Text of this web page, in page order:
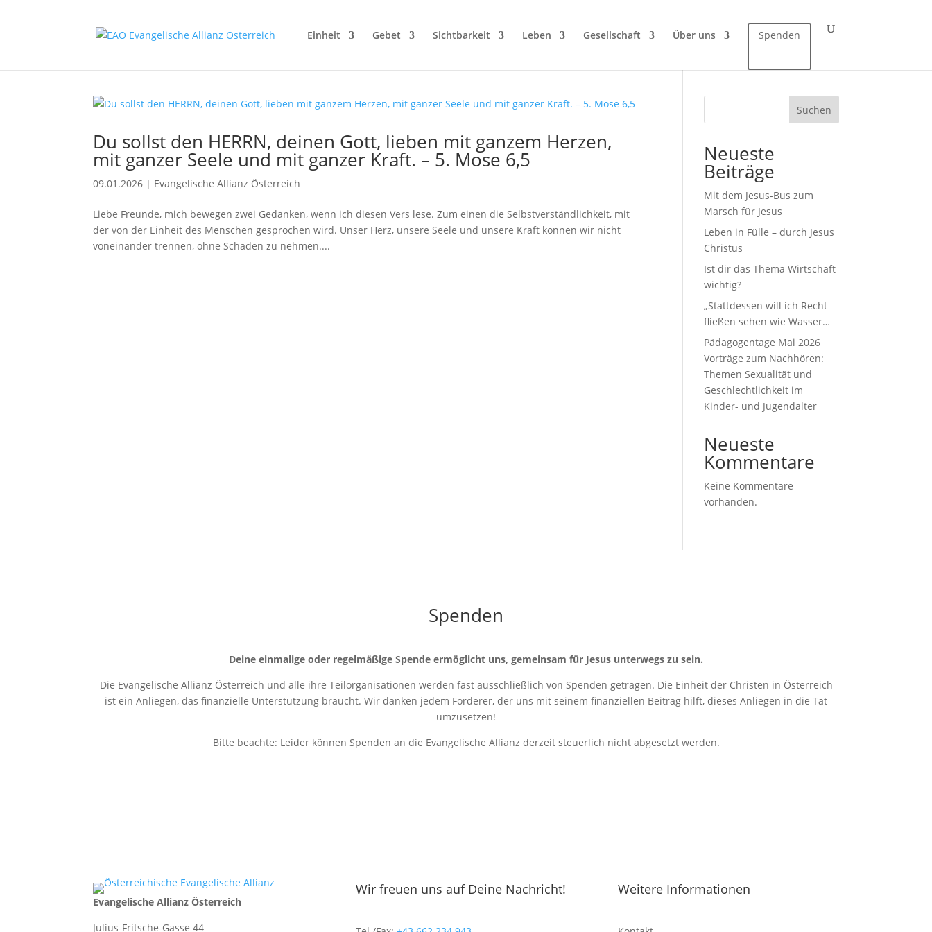
Einheit Gebet Sichtbarkeit Leben Gesellschaft Über uns Spenden
Du sollst den HERRN, deinen Gott, lieben mit ganzem Herzen,
mit ganzer Seele und mit ganzer Kraft. – 5. Mose 6,5
09.01.2026 | Evangelische Allianz Österreich
Liebe Freunde, mich bewegen zwei Gedanken, wenn ich diesen Vers lese. Zum einen die Selbstverständlichkeit, mit
der von der Einheit des Menschen gesprochen wird. Unser Herz, unsere Seele und unsere Kraft können wir nicht
voneinander trennen, ohne Schaden zu nehmen....
Suchen
Neueste
Beiträge
Mit dem Jesus-Bus zum
Marsch für Jesus
Leben in Fülle – durch Jesus
Christus
Ist dir das Thema Wirtschaft
wichtig?
„Stattdessen will ich Recht
fließen sehen wie Wasser…
Pädagogentage Mai 2026
Vorträge zum Nachhören:
Themen Sexualität und
Geschlechtlichkeit im
Kinder- und Jugendalter
Neueste
Kommentare
Keine Kommentare
vorhanden.
Spenden
Deine einmalige oder regelmäßige Spende ermöglicht uns, gemeinsam für Jesus unterwegs zu sein.
Die Evangelische Allianz Österreich und alle ihre Teilorganisationen werden fast ausschließlich von Spenden getragen. Die Einheit der Christen in Österreich
ist ein Anliegen, das finanzielle Unterstützung braucht. Wir danken jedem Förderer, der uns mit seinem finanziellen Beitrag hilft, dieses Anliegen in die Tat
umzusetzen!
Bitte beachte: Leider können Spenden an die Evangelische Allianz derzeit steuerlich nicht abgesetzt werden.
Evangelische Allianz Österreich
Julius-Fritsche-Gasse 44
Wir freuen uns auf Deine Nachricht! Weitere Informationen